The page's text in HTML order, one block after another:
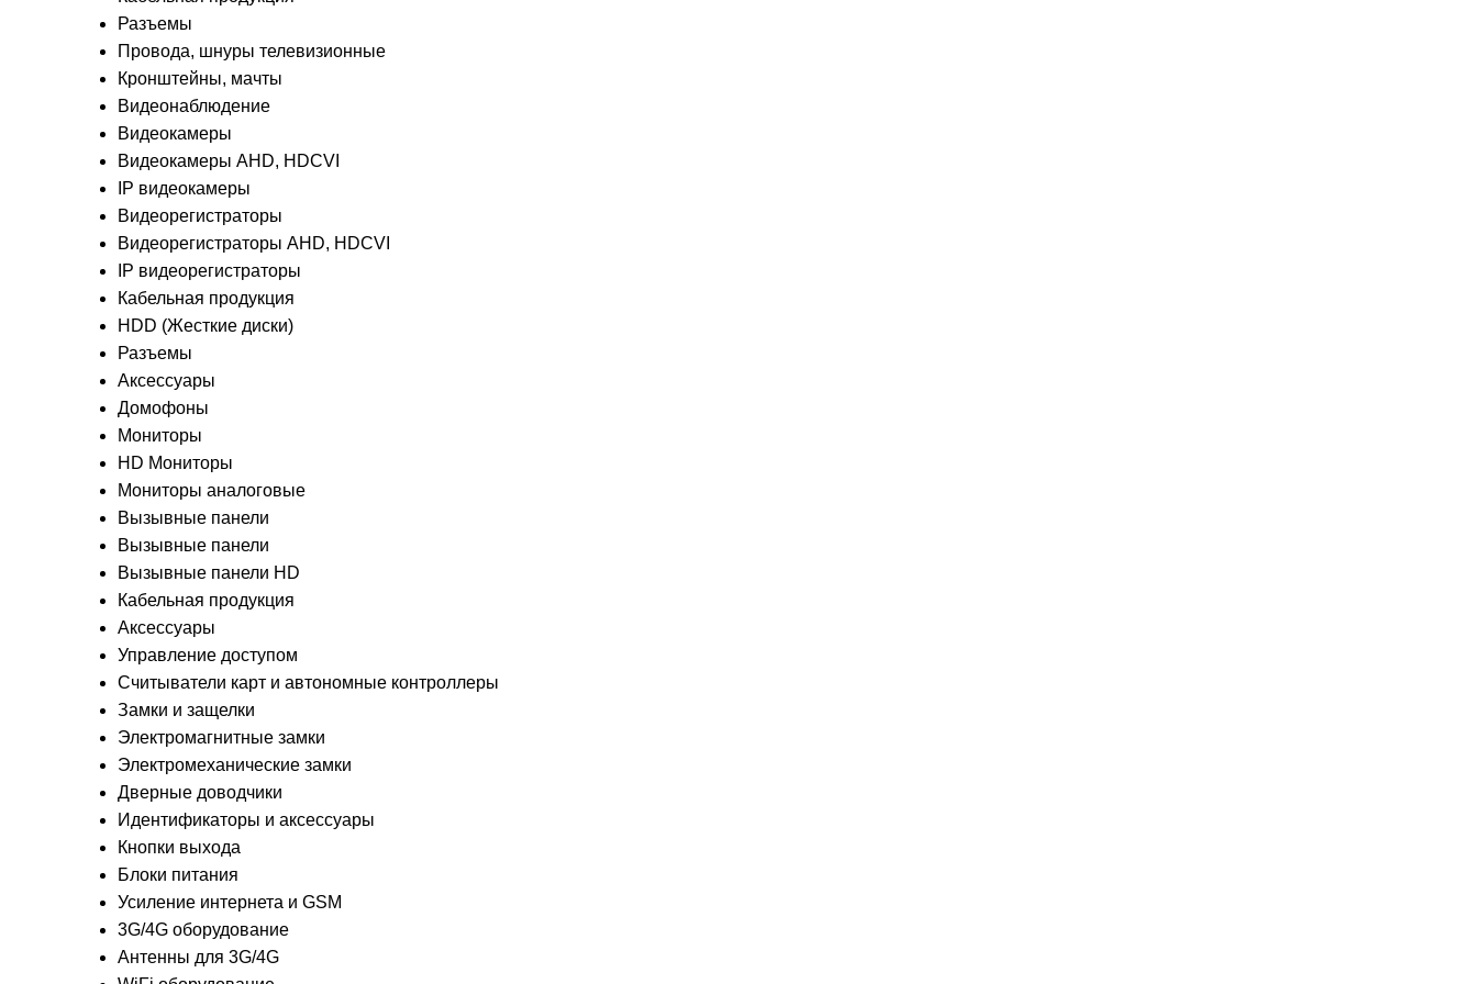
Разъемы
Провода, шнуры телевизионные
Кронштейны, мачты
Видеонаблюдение
Видеокамеры
Видеокамеры AHD, HDCVI
IP видеокамеры
Видеорегистраторы
Видеорегистраторы AHD, HDCVI
IP видеорегистраторы
Кабельная продукция
HDD (Жесткие диски)
Разъемы
Аксессуары
Домофоны
Мониторы
HD Мониторы
Мониторы аналоговые
Вызывные панели
Вызывные панели
Вызывные панели HD
Кабельная продукция
Аксессуары
Управление доступом
Считыватели карт и автономные контроллеры
Замки и защелки
Электромагнитные замки
Электромеханические замки
Дверные доводчики
Идентификаторы и аксессуары
Кнопки выхода
Блоки питания
Усиление интернета и GSM
3G/4G оборудование
Антенны для 3G/4G